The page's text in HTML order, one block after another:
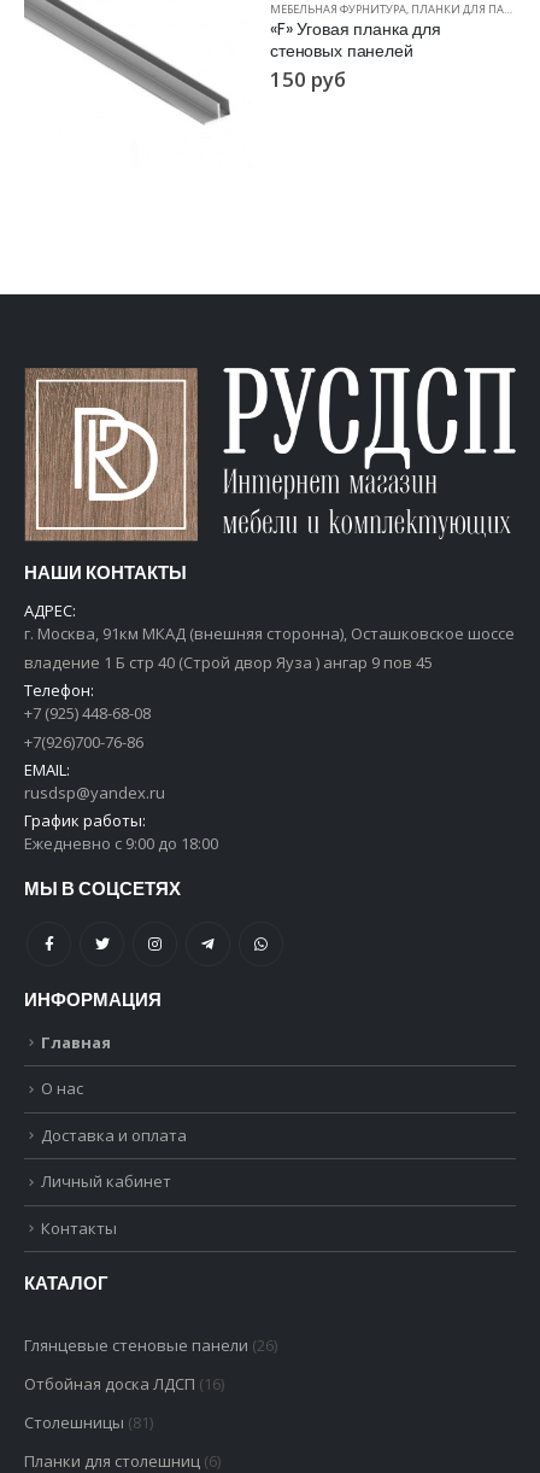
МЕБЕЛЬНАЯ ФУРНИТУРА, ПЛАНКИ ДЛЯ ПАНЕЛЕЙ
«F» Уговая планка для
стеновых панелей
150 руб
НАШИ КОНТАКТЫ
АДРЕС:
г. Москва, 91км МКАД (внешняя сторонна), Осташковское шоссе
владение 1 Б стр 40 (Строй двор Яуза ) ангар 9 пов 45
Телефон:
+7 (925) 448-68-08
+7(926)700-76-86
EMAIL:
rusdsp@yandex.ru
График работы:
Ежедневно с 9:00 до 18:00
МЫ В СОЦСЕТЯХ
ИНФОРМАЦИЯ
Главная
О нас
Доставка и оплата
Личный кабинет
Контакты
КАТАЛОГ
Глянцевые стеновые панели (26)
Отбойная доска ЛДСП (16)
Столешницы (81)
Планки для столешниц (6)